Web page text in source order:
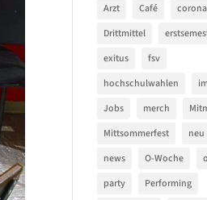
Arzt Café
corona
Drittmittel
exitus
fsv
hochschulwahlen
Jobs
merch
Mittsommerfest
neu
news
O-Woche
party
Performing